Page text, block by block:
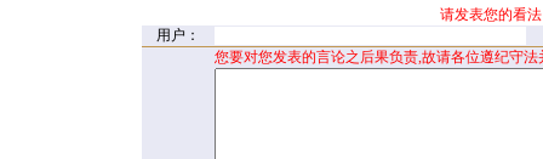
请发表您的看
用户：
您要对您发表的言论之后果负责,故请各位遵纪守